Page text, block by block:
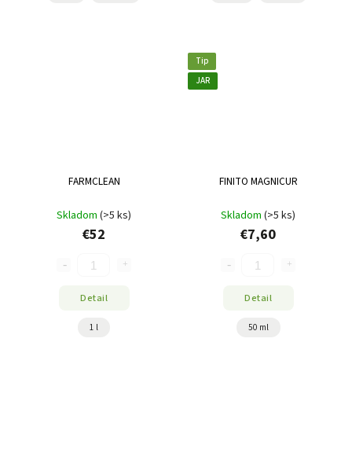
FARMCLEAN
Skladom (>5 ks)
€52
Detail
1 l
Tip
JAR
FINITO MAGNICUR
Skladom (>5 ks)
€7,60
Detail
50 ml